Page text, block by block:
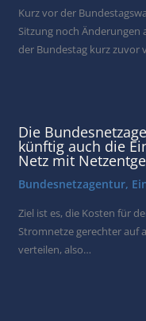
Kurz vor der
Sitzung noch Änderungen
der Bundestag kurz zuvor
Die
künftig auch die
Netz mit
Bundesnetzagentur,
Ziel ist es, die Kosten für
Stromnetze gerechter auf
verteilen, also…